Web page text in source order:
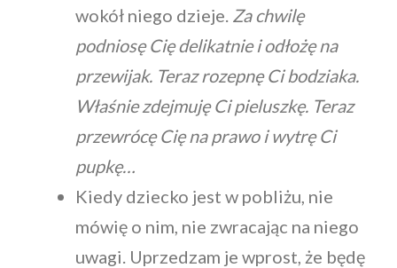
wokół niego dzieje. Za chwilę
podniosę Cię delikatnie i odłożę na
przewijak. Teraz rozepnę Ci bodziaka.
Właśnie zdejmuję Ci pieluszkę. Teraz
przewrócę Cię na prawo i wytrę Ci
pupkę…
Kiedy dziecko jest w pobliżu, nie
mówię o nim, nie zwracając na niego
uwagi. Uprzedzam je wprost, że będę